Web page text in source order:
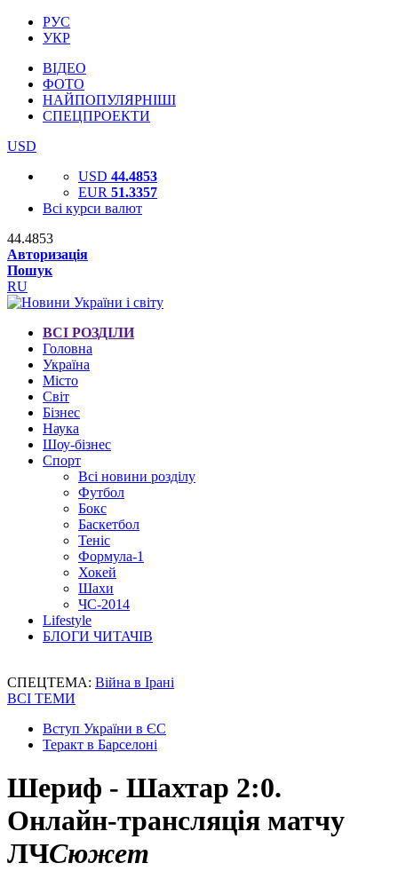
РУС
УКР
ВІДЕО
ФОТО
НАЙПОПУЛЯРНІШІ
СПЕЦПРОЕКТИ
USD
USD 44.4853
EUR 51.3357
Всі курси валют
44.4853
Авторизація
Пошук
RU
ВСІ РОЗДІЛИ
Головна
Україна
Місто
Світ
Бізнес
Наука
Шоу-бізнес
Спорт
Всі новини розділу
Футбол
Бокс
Баскетбол
Теніс
Формула-1
Хокей
Шахи
ЧС-2014
Lifestyle
БЛОГИ ЧИТАЧІВ
СПЕЦТЕМА: Війна в Ірані
ВСІ ТЕМИ
Вступ України в ЄС
Теракт в Барселоні
Шериф - Шахтар 2:0.
Онлайн-трансляція матчу
ЛЧСюжет